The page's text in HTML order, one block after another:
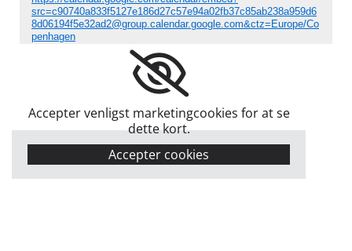
src=c90740a833f5127e186d27c57e94a02fb37c85ab238a959d6
8d06194f5e32ad2@group.calendar.google.com&ctz=Europe/Co
penhagen
Accepter venligst marketingcookies for at se
dette kort.
Accepter cookies